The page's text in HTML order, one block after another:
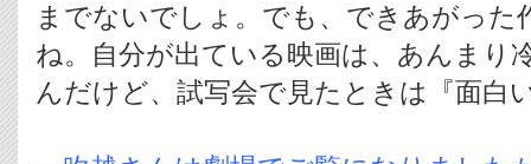
までないでしょ。でも、できあがった
ね。自分が出ている映画は、あんまり
んだけど、試写会で見たときは『面白